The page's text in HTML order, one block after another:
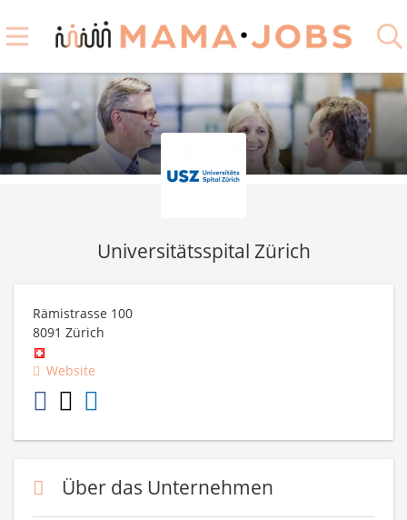
Universitätsspital Zürich
Rämistrasse 100
8091 Zürich
Website
Über das Unternehmen